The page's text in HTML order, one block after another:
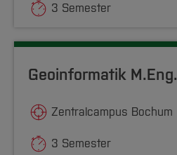
3 Semester
Geoinformatik M.Eng.
Zentralcampus Bochum
3 Semester